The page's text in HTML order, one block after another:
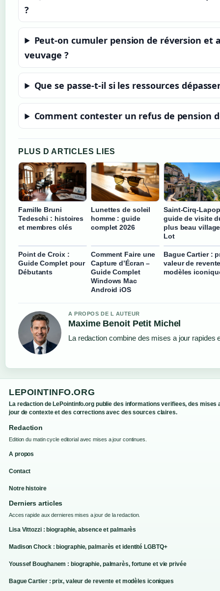
?
Peut-on cumuler pension de réversion et
veuvage ?
Que se passe-t-il si les ressources
Comment contester un refus de pension
PLUS D ARTICLES LIES
Famille Bruni
Tedeschi : histoires
et membres clés
Lunettes de soleil
homme : guide
complet 2026
Saint-Cirq-
guide de visite
plus beau
Lot
Point de Croix :
Guide Complet pour
Débutants
Comment Faire une
Capture d’Écran –
Guide Complet
Windows Mac
Android iOS
Bague Cartier :
valeur de
modèles
A PROPOS DE L AUTEUR
Maxime Benoit Petit Michel
La redaction combine des mises a jour rapides
LEPOINTINFO.ORG
La redaction de LePointinfo.org publie des informations verifiees, des mises
jour de contexte et des corrections avec des sources claires.
Redaction
Edition du matin cycle editorial avec mises a jour continues.
A propos
Contact
Notre histoire
Derniers articles
Acces rapide aux dernieres mises a jour de la redaction.
Lisa Vittozzi : biographie, absence et palmarès
Madison Chock : biographie, palmarès et identité LGBTQ+
Youssef Boughanem : biographie, palmarès, fortune et vie privée
Bague Cartier : prix, valeur de revente et modèles iconiques